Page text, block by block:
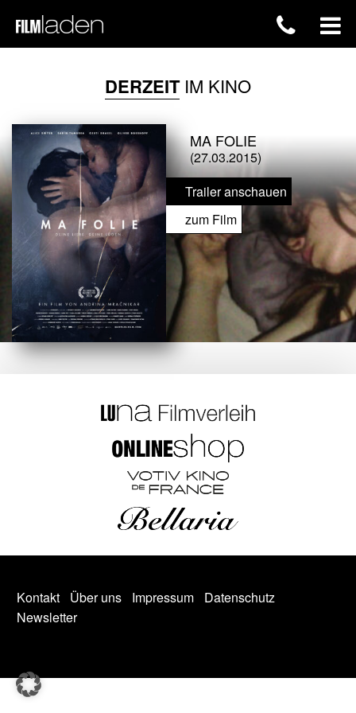
DERZEITIM KINO
MA FOLIE
(27.03.2015)
Trailer anschauen
zum Film
Kontakt Über uns Impressum
Datenschutz
Newsletter